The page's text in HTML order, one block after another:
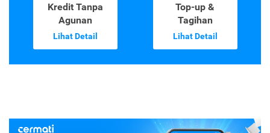
Kredit Tanpa
Agunan
Lihat Detail
Top-up &
Tagihan
Lihat Detail